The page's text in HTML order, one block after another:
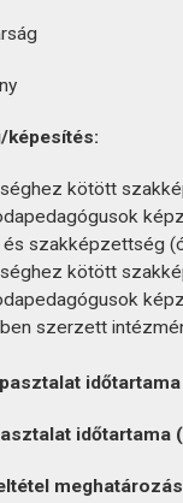
képesítés:
kötött
szakképzettség
kötött
szerzett
időtartama